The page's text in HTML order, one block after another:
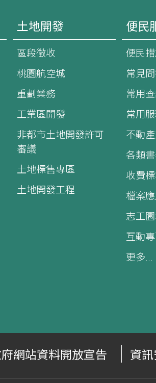
土地開發
區段徵收
桃園航空城
重劃業務
工業區開發
非都市土地開發許可
審議
土地標售專區
土地開發工程
便民
便民
常見
常用
常用
不動
各類
收費
檔案
志工
互動
更多...
網站資料開放宣告 資